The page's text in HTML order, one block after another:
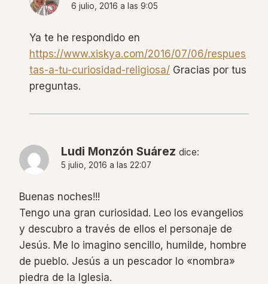
6 julio, 2016 a las 9:05
Ya te he respondido en
https://www.xiskya.com/2016/07/06/respues
tas-a-tu-curiosidad-religiosa/ Gracias por tus
preguntas.
Ludi Monzón Suárez dice:
5 julio, 2016 a las 22:07
Buenas noches!!!
Tengo una gran curiosidad. Leo los evangelios
y descubro a través de ellos el personaje de
Jesús. Me lo imagino sencillo, humilde, hombre
de pueblo. Jesús a un pescador lo «nombra»
piedra de la Iglesia.